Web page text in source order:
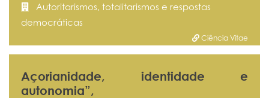
Autoritarismos, totalitarismos e respostas
democráticas
Ciência Vitae
Açorianidade, identidade e
autonomia”,